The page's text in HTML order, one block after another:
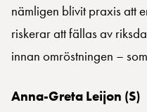
nämligen blivit praxis att
riskerar att fällas av
innan omröstningen –
Anna-Greta Leijon (S)